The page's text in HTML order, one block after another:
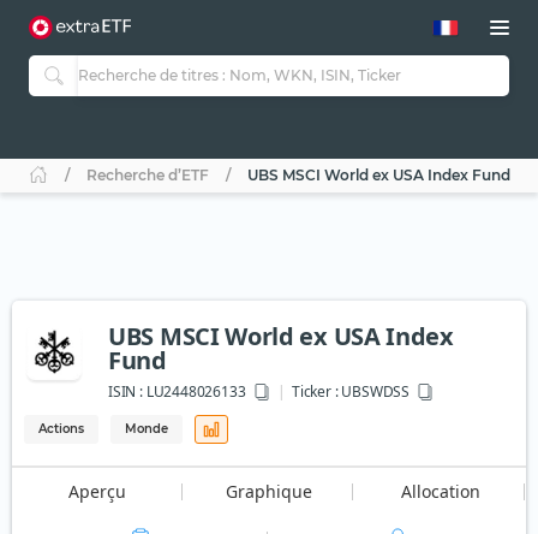
Recherche d’ETF UBS MSCI World ex USA Index Fund
UBS MSCI World ex USA Index
Fund
ISIN :LU2448026133 Ticker :UBSWDSS
Actions Monde
Aperçu Graphique Allocation